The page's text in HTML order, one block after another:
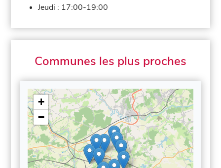
Jeudi : 17:00-19:00
Communes les plus proches
+
−